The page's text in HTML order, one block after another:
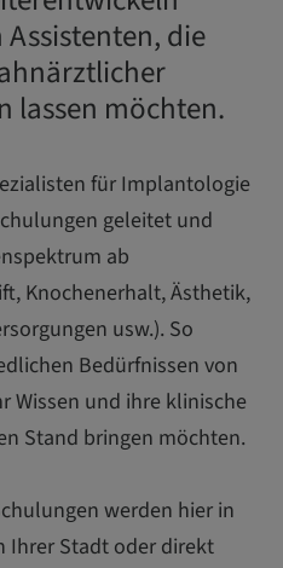
die
lassen möchten.
für Implantologie
geleitet und
ab
Knochenerhalt, Ästhetik,
usw.). So
Bedürfnissen von
Wissen und ihre klinische
Stand bringen möchten.
werden hier in
Ihrer Stadt oder direkt